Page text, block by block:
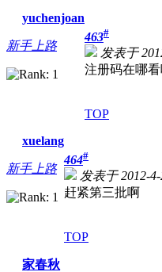
yuchenjoan
新手上路
463#
发表于
注册码在哪
TOP
xuelang
新手上路
464#
发表于 2012-
赶紧第三批啊
TOP
家春秋